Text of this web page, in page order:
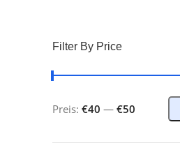
Filter By Price
Preis: €40 — €50